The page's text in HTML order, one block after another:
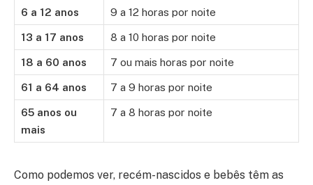
6 a 12 anos 9 a 12 horas por noite
13 a 17 anos 8 a 10 horas por noite
18 a 60 anos 7 ou mais horas por noite
61 a 64 anos 7 a 9 horas por noite
65 anos ou
mais
7 a 8 horas por noite
Como podemos ver, recém-nascidos e bebês têm as